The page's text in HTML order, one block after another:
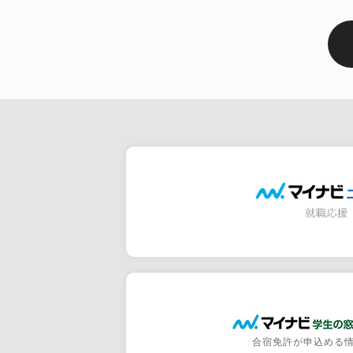
合宿免許が申込める